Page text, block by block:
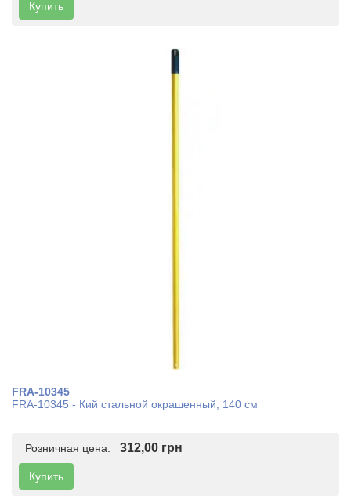
Купить
FRA-10345
FRA-10345 - Кий стальной окрашенный, 140 см
Розничная цена: 312,00 грн
Купить